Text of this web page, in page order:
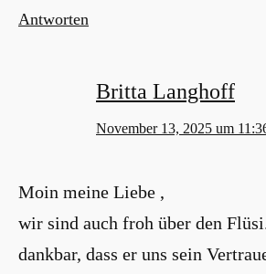
Antworten
Britta Langhoff
November 13, 2025 um
Moin meine Liebe ,
wir sind auch froh über den
dankbar, dass er uns sein